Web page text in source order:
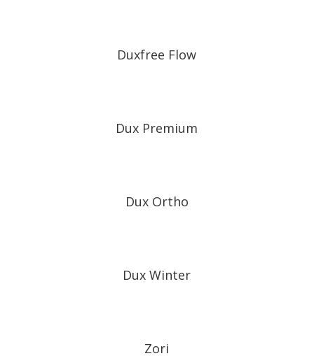
Duxfree Flow
Dux Premium
Dux Ortho
Dux Winter
Zori